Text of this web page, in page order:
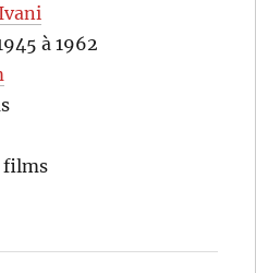
à 1962
films